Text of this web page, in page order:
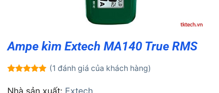
Ampe kìm Extech MA140 True RMS
dựa trên
(1 đánh giá của khách hàng)